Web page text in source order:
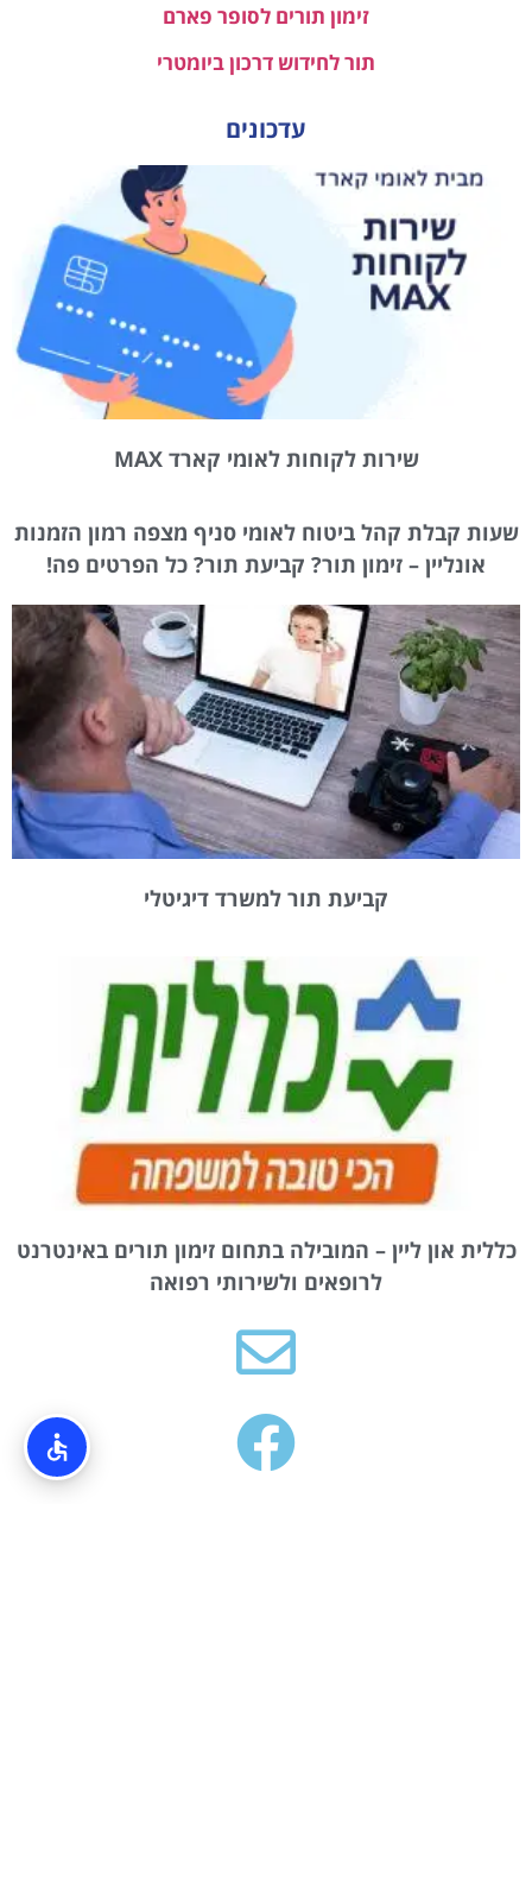
זימון תורים לסופר פארם
תור לחידוש דרכון ביומטרי
עדכונים
שירות לקוחות לאומי קארד MAX
שעות קבלת קהל ביטוח לאומי סניף מצפה רמון הזמנות
אונליין – זימון תור? קביעת תור? כל הפרטים פה!
קביעת תור למשרד דיגיטלי
כללית און ליין – המובילה בתחום זימון תורים באינטרנט
לרופאים ולשירותי רפואה